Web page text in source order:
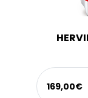
169,00€